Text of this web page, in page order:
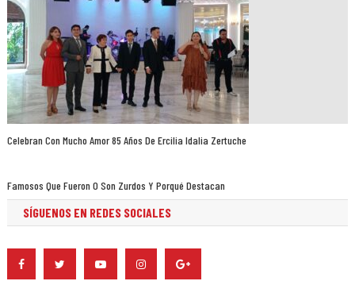
Celebran Con Mucho Amor 85 Años De Ercilia Idalia Zertuche
Famosos Que Fueron O Son Zurdos Y Porqué Destacan
SÍGUENOS EN REDES SOCIALES